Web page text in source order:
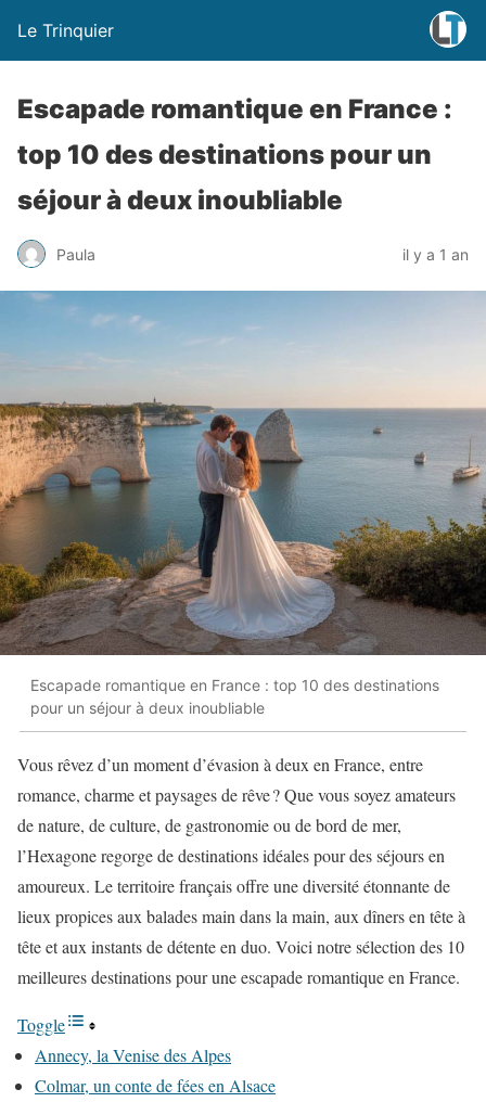
Le Trinquier
Escapade romantique en France :
top 10 des destinations pour un
séjour à deux inoubliable
Paula il y a 1 an
Escapade romantique en France : top 10 des destinations
pour un séjour à deux inoubliable
Vous rêvez d’un moment d’évasion à deux en France, entre
romance, charme et paysages de rêve ? Que vous soyez amateurs
de nature, de culture, de gastronomie ou de bord de mer,
l’Hexagone regorge de destinations idéales pour des séjours en
amoureux. Le territoire français offre une diversité étonnante de
lieux propices aux balades main dans la main, aux dîners en tête à
tête et aux instants de détente en duo. Voici notre sélection des 10
meilleures destinations pour une escapade romantique en France.
Toggle
Annecy, la Venise des Alpes
Colmar, un conte de fées en Alsace